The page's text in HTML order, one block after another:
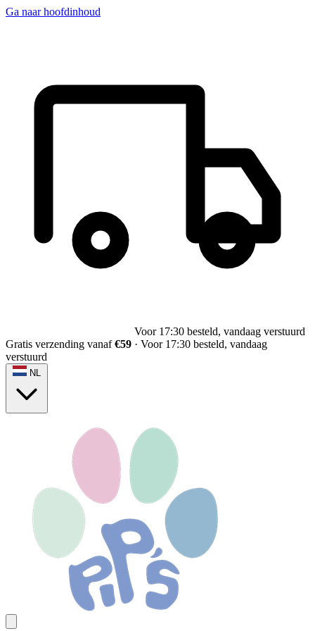
Ga naar hoofdinhoud
Voor 17:30 besteld, vandaag verstuurd
Gratis verzending vanaf€59 · Voor 17:30 besteld, vandaag
verstuurd
NL